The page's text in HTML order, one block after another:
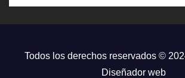
Todos los derechos reservados ©
Diseñador web